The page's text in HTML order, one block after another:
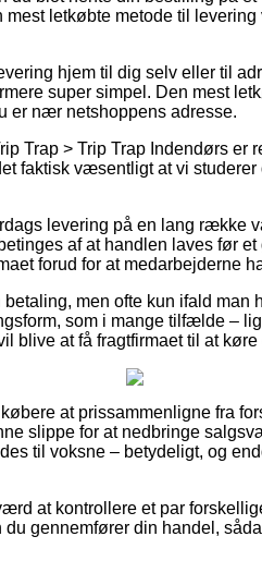
letkøbte metode til
hjem til dig selv eller til
super simpel. Den mest
er nær netshoppens adresse.
Trap > Trip Trap Indendørs er
faktisk væsentligt at vi
levering på en lang række
af at handlen laves før
forud for at medarbejderne
men ofte kun ifald man
som i mange tilfælde –
blive at få fragtfirmaet til at
at prissammenligne fra
slippe for at nedbringe
til voksne – betydeligt, og
at kontrollere et par
gennemfører din handel,